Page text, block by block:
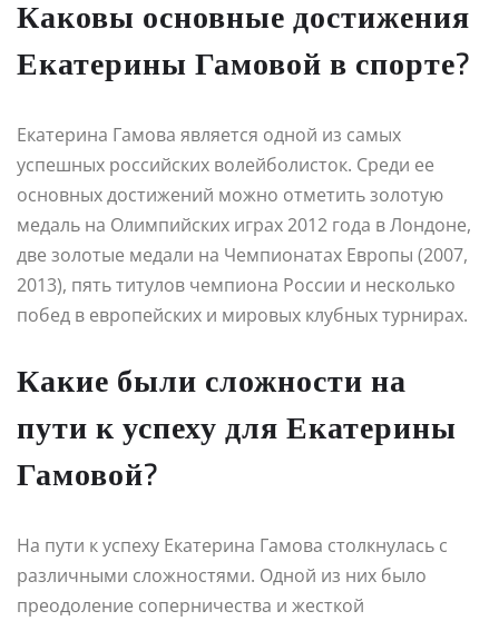
Каковы основные достижения
Екатерины Гамовой в спорте?
Екатерина Гамова является одной из самых
успешных российских волейболисток. Среди ее
основных достижений можно отметить золотую
медаль на Олимпийских играх 2012 года в Лондоне,
две золотые медали на Чемпионатах Европы (2007,
2013), пять титулов чемпиона России и несколько
побед в европейских и мировых клубных турнирах.
Какие были сложности на
пути к успеху для Екатерины
Гамовой?
На пути к успеху Екатерина Гамова столкнулась с
различными сложностями. Одной из них было
преодоление соперничества и жесткой